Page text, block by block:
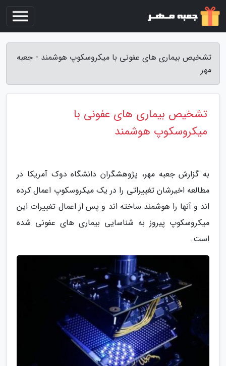
تشخیص بیماری های عفونی با میکروسکوپ هوشمند - جعبه
مهر
تشخیص بیماری های عفونی با
میکروسکوپ هوشمند
به گزارش جعبه مهر، پژوهشگران دانشگاه دوک آمریکا در
مطالعه اخیرشان تغییراتی را در یک میکروسکوپ اعمال کرده
اند و آنها را هوشمند ساخته اند و پس از اعمال تغییرات این
میکروسکوپ پیروز به شناسایی بیماری های عفونی شده
است.